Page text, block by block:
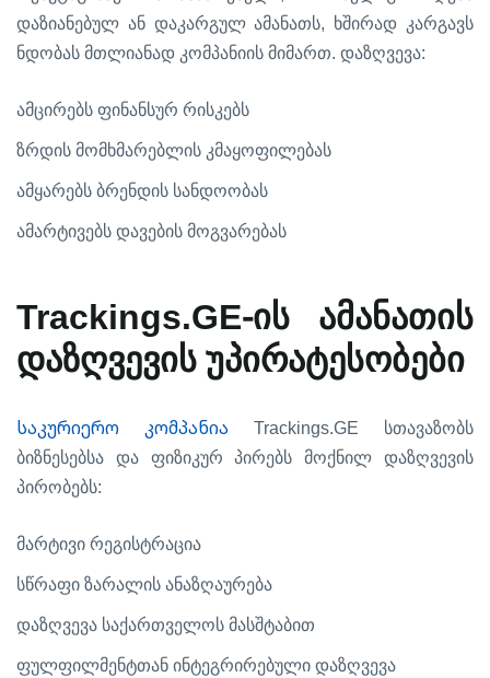
დაზიანებულ ან დაკარგულ ამანათს, ხშირად კარგავს
ნდობას მთლიანად კომპანიის მიმართ. დაზღვევა:
ამცირებს ფინანსურ რისკებს
ზრდის მომხმარებლის კმაყოფილებას
ამყარებს ბრენდის სანდოობას
ამარტივებს დავების მოგვარებას
Trackings.GE-ის
ამანათის
დაზღვევის უპირატესობები
საკურიერო კომპანია Trackings.GE
სთავაზობს
ბიზნესებსა
და ფიზიკურ პირებს მოქნილ
დაზღვევის
პირობებს:
მარტივი რეგისტრაცია
სწრაფი ზარალის ანაზღაურება
დაზღვევა საქართველოს მასშტაბით
ფულფილმენტთან ინტეგრირებული დაზღვევა